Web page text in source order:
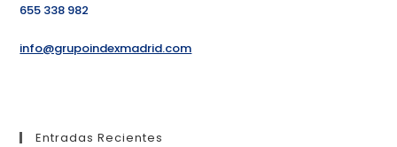
655 338 982
info@grupoindexmadrid.com
Entradas Recientes